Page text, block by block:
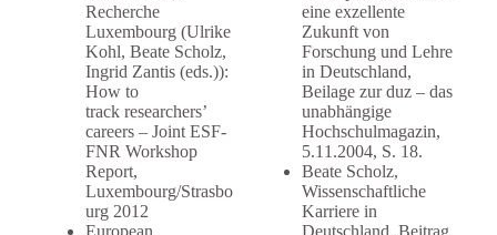
Recherche
Luxembourg (Ulrike
Kohl, Beate Scholz,
Ingrid Zantis (eds.)):
How to
track researchers’
careers – Joint ESF-
FNR Workshop
Report,
Luxembourg/Strasbo
urg 2012
European
eine exzellente
Zukunft von
Forschung und Lehre
in Deutschland,
Beilage zur duz – das
unabhängige
Hochschulmagazin,
5.11.2004, S. 18.
Beate Scholz,
Wissenschaftliche
Karriere in
Deutschland. Beitrag